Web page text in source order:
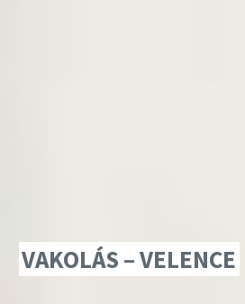
VAKOLÁS – VELENCE